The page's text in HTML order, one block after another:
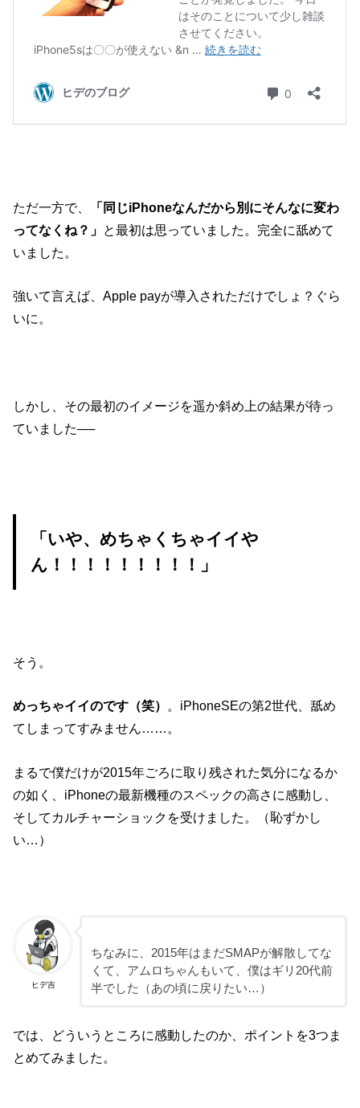
ただ一方で、
「同じiPhoneなんだから別にそんなに変わ
ってなくね？」 と最初は思っていました。完全に舐めて
いました。
強いて言えば、Apple payが導入されただけでしょ？ぐら
いに。
しかし、その最初のイメージを遥か斜め上の結果が待っ
ていました──
「いや、めちゃくちゃイイや
ん！！！！！！！！！」
そう。
めっちゃイイのです（笑） 。iPhoneSEの第2世代、舐め
てしまってすみません……。
まるで僕だけが2015年ごろに取り残された気分になるか
の如く、iPhoneの最新機種のスペックの高さに感動し、
そしてカルチャーショックを受けました。（恥ずかし
い…）
ヒデ吉
ちなみに、2015年はまだSMAPが解散してな
くて、アムロちゃんもいて、僕はギリ20代前
半でした（あの頃に戻りたい…）
では、どういうところに感動したのか、ポイントを3つま
とめてみました。